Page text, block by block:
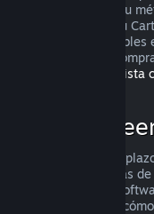
a través de tu
el importe total en tu
de pago disponibles
reembolso de una
aquí para ver una lista
los
de Steam, en un
menos de dos horas
y aplicaciones de
aquí un resumen de